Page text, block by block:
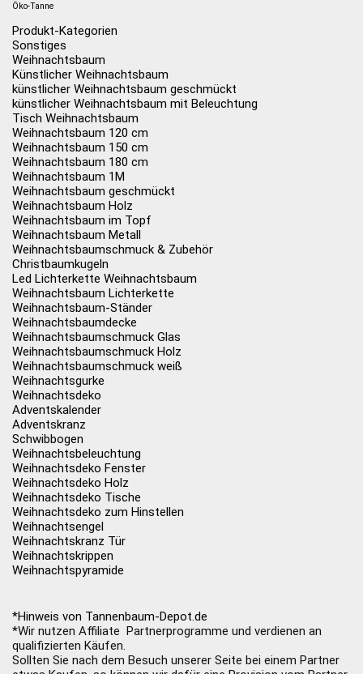
Öko-Tanne
Produkt-Kategorien
Sonstiges
Weihnachtsbaum
Künstlicher Weihnachtsbaum
künstlicher Weihnachtsbaum geschmückt
künstlicher Weihnachtsbaum mit Beleuchtung
Tisch Weihnachtsbaum
Weihnachtsbaum 120 cm
Weihnachtsbaum 150 cm
Weihnachtsbaum 180 cm
Weihnachtsbaum 1M
Weihnachtsbaum geschmückt
Weihnachtsbaum Holz
Weihnachtsbaum im Topf
Weihnachtsbaum Metall
Weihnachtsbaumschmuck & Zubehör
Christbaumkugeln
Led Lichterkette Weihnachtsbaum
Weihnachtsbaum Lichterkette
Weihnachtsbaum-Ständer
Weihnachtsbaumdecke
Weihnachtsbaumschmuck Glas
Weihnachtsbaumschmuck Holz
Weihnachtsbaumschmuck weiß
Weihnachtsgurke
Weihnachtsdeko
Adventskalender
Adventskranz
Schwibbogen
Weihnachtsbeleuchtung
Weihnachtsdeko Fenster
Weihnachtsdeko Holz
Weihnachtsdeko Tische
Weihnachtsdeko zum Hinstellen
Weihnachtsengel
Weihnachtskranz Tür
Weihnachtskrippen
Weihnachtspyramide
*Hinweis von Tannenbaum-Depot.de
*Wir nutzen Affiliate Partnerprogramme und verdienen an
qualifizierten Käufen.
Sollten Sie nach dem Besuch unserer Seite bei einem Partner